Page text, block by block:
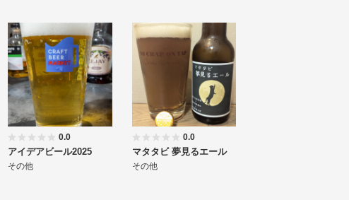
0.0
アイデアビール2025
その他
0.0
マタタビ 夢見るエール
その他